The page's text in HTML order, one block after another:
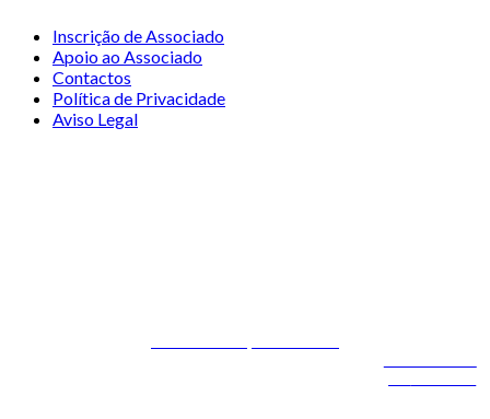
Inscrição de Associado
Apoio ao Associado
Contactos
Política de Privacidade
Aviso Legal